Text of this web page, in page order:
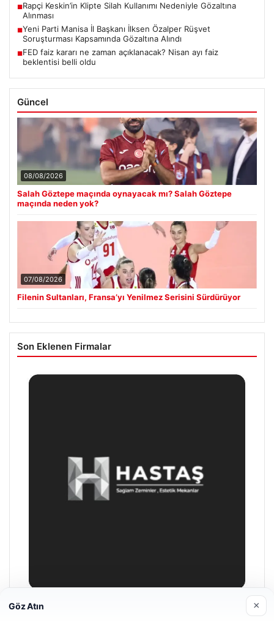
■Rapçi Keskin’in Klipte Silah Kullanımı Nedeniyle Gözaltına
Alınması
■Yeni Parti Manisa İl Başkanı İlksen Özalper Rüşvet
Soruşturması Kapsamında Gözaltına Alındı
■FED faiz kararı ne zaman açıklanacak? Nisan ayı faiz
beklentisi belli oldu
Güncel
08/08/2026
Salah Göztepe maçında oynayacak mı? Salah Göztepe
maçında neden yok?
07/08/2026
Filenin Sultanları, Fransa’yı Yenilmez Serisini Sürdürüyor
Son Eklenen Firmalar
Göz Atın ×